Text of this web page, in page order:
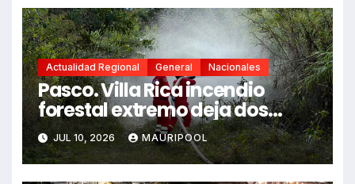
Actualidad Regional General Nacionales
Pasco. Villa Rica incendio
forestal extremo deja dos
fallecidos y heridos
JUL 10, 2026 MAURIPOOL